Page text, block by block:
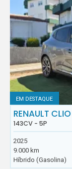
EM DESTAQUE
RENAULT CLIO
143CV - 5P
2025
9.000 km
Híbrido (Gasolina)